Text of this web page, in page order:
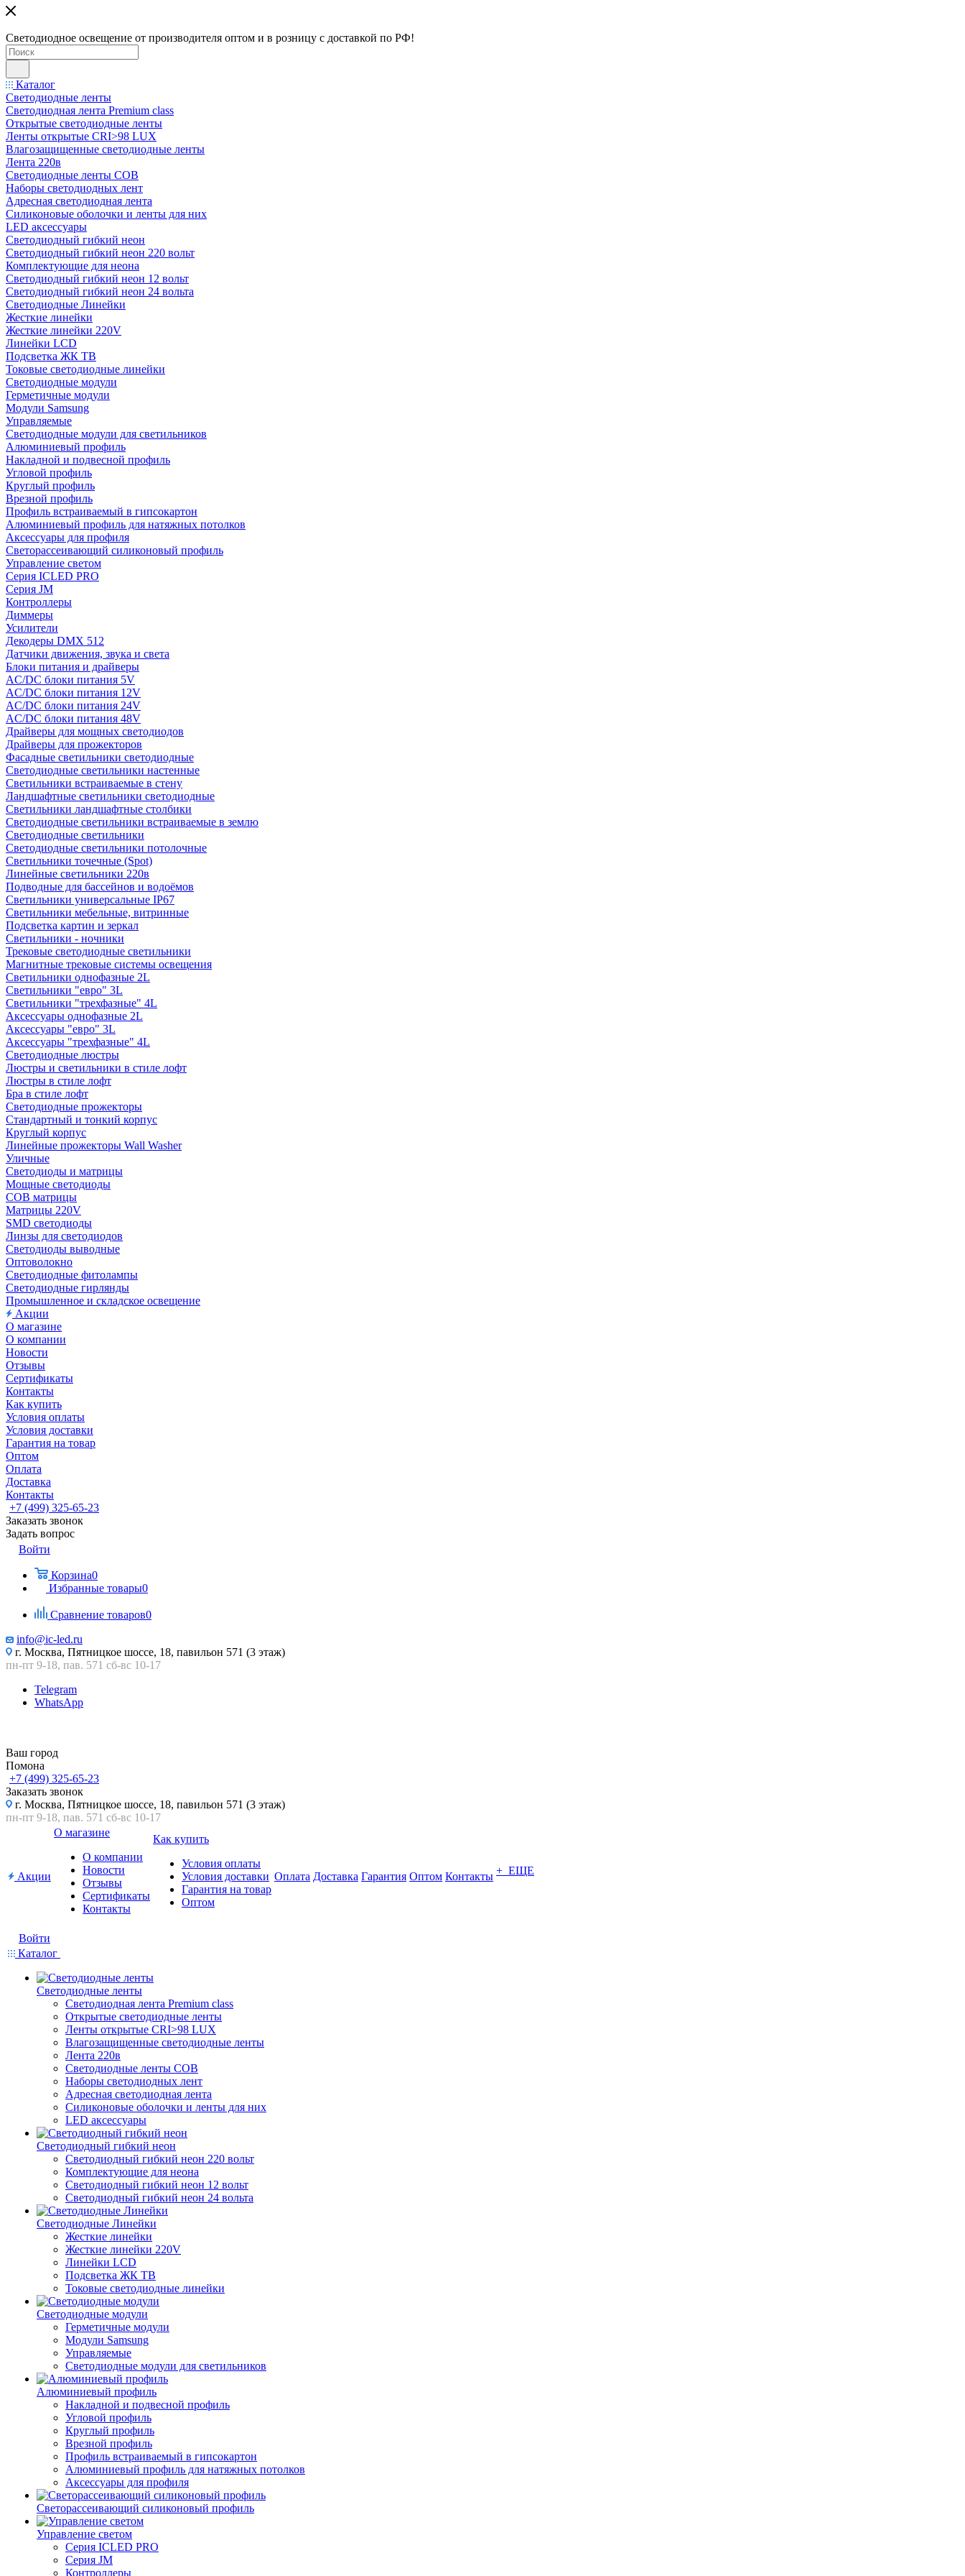
Светодиодное освещение от производителя оптом и в розницу с доставкой по РФ!
Каталог
Светодиодные ленты
Светодиодная лента Premium class
Открытые светодиодные ленты
Ленты открытые CRI>98 LUX
Влагозащищенные светодиодные ленты
Лента 220в
Светодиодные ленты COB
Наборы светодиодных лент
Адресная светодиодная лента
Силиконовые оболочки и ленты для них
LED аксессуары
Светодиодный гибкий неон
Светодиодный гибкий неон 220 вольт
Комплектующие для неона
Светодиодный гибкий неон 12 вольт
Светодиодный гибкий неон 24 вольта
Светодиодные Линейки
Жесткие линейки
Жесткие линейки 220V
Линейки LCD
Подсветка ЖК ТВ
Токовые светодиодные линейки
Светодиодные модули
Герметичные модули
Модули Samsung
Управляемые
Светодиодные модули для светильников
Алюминиевый профиль
Накладной и подвесной профиль
Угловой профиль
Круглый профиль
Врезной профиль
Профиль встраиваемый в гипсокартон
Алюминиевый профиль для натяжных потолков
Аксессуары для профиля
Светорассеивающий силиконовый профиль
Управление светом
Серия ICLED PRO
Серия JM
Контроллеры
Диммеры
Усилители
Декодеры DMX 512
Датчики движения, звука и света
Блоки питания и драйверы
AC/DC блоки питания 5V
AC/DC блоки питания 12V
AC/DC блоки питания 24V
AC/DC блоки питания 48V
Драйверы для мощных светодиодов
Драйверы для прожекторов
Фасадные светильники светодиодные
Светодиодные светильники настенные
Светильники встраиваемые в стену
Ландшафтные светильники светодиодные
Светильники ландшафтные столбики
Светодиодные светильники встраиваемые в землю
Светодиодные светильники
Светодиодные светильники потолочные
Светильники точечные (Spot)
Линейные светильники 220в
Подводные для бассейнов и водоёмов
Светильники универсальные IP67
Светильники мебельные, витринные
Подсветка картин и зеркал
Светильники - ночники
Трековые светодиодные светильники
Магнитные трековые системы освещения
Светильники однофазные 2L
Светильники "евро" 3L
Светильники "трехфазные" 4L
Аксессуары однофазные 2L
Аксессуары "евро" 3L
Аксессуары "трехфазные" 4L
Светодиодные люстры
Люстры и светильники в стиле лофт
Люстры в стиле лофт
Бра в стиле лофт
Светодиодные прожекторы
Стандартный и тонкий корпус
Круглый корпус
Линейные прожекторы Wall Washer
Уличные
Светодиоды и матрицы
Мощные светодиоды
COB матрицы
Матрицы 220V
SMD светодиоды
Линзы для светодиодов
Светодиоды выводные
Оптоволокно
Светодиодные фитолампы
Светодиодные гирлянды
Промышленное и складское освещение
Акции
О магазине
О компании
Новости
Отзывы
Сертификаты
Контакты
Как купить
Условия оплаты
Условия доставки
Гарантия на товар
Оптом
Оплата
Доставка
Контакты
+7 (499) 325-65-23
Заказать звонок
Задать вопрос
Войти
Корзина0
Избранные товары0
Сравнение товаров0
info@ic-led.ru
г. Москва, Пятницкое шоссе, 18, павильон 571 (3 этаж)
пн-пт 9-18, пав. 571 сб-вс 10-17
Telegram
WhatsApp
Ваш город
Помона
+7 (499) 325-65-23
Заказать звонок
г. Москва, Пятницкое шоссе, 18, павильон 571 (3 этаж)
пн-пт 9-18, пав. 571 сб-вс 10-17
Акции
О магазине
О компании
Новости
Отзывы
Сертификаты
Контакты
Как купить
Условия оплаты
Условия доставки
Гарантия на товар
Оптом
Оплата Доставка Гарантия Оптом Контакты + ЕЩЕ
Войти
Каталог
Светодиодные ленты
Светодиодная лента Premium class
Открытые светодиодные ленты
Ленты открытые CRI>98 LUX
Влагозащищенные светодиодные ленты
Лента 220в
Светодиодные ленты COB
Наборы светодиодных лент
Адресная светодиодная лента
Силиконовые оболочки и ленты для них
LED аксессуары
Светодиодный гибкий неон
Светодиодный гибкий неон 220 вольт
Комплектующие для неона
Светодиодный гибкий неон 12 вольт
Светодиодный гибкий неон 24 вольта
Светодиодные Линейки
Жесткие линейки
Жесткие линейки 220V
Линейки LCD
Подсветка ЖК ТВ
Токовые светодиодные линейки
Светодиодные модули
Герметичные модули
Модули Samsung
Управляемые
Светодиодные модули для светильников
Алюминиевый профиль
Накладной и подвесной профиль
Угловой профиль
Круглый профиль
Врезной профиль
Профиль встраиваемый в гипсокартон
Алюминиевый профиль для натяжных потолков
Аксессуары для профиля
Светорассеивающий силиконовый профиль
Управление светом
Серия ICLED PRO
Серия JM
Контроллеры